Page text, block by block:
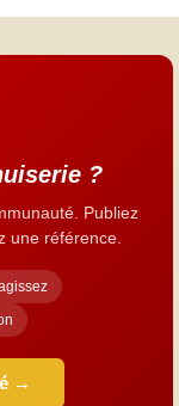
?
Publiez
une référence.
→